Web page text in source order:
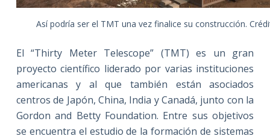
Así podría ser el TMT una vez finalice su construcción.
El “Thirty Meter Telescope” (TMT) es un gran
proyecto científico liderado por varias instituciones
americanas y al que también están asociados
centros de Japón, China, India y Canadá, junto con la
Gordon and Betty Foundation. Entre sus objetivos
se encuentra el estudio de la formación de sistemas